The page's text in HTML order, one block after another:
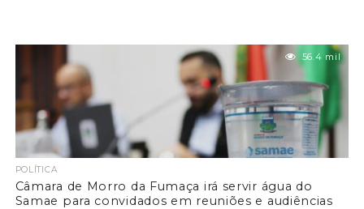
56.4 mil
POLÍTICA
Câmara de Morro da Fumaça irá servir água do
Samae para convidados em reuniões e audiências